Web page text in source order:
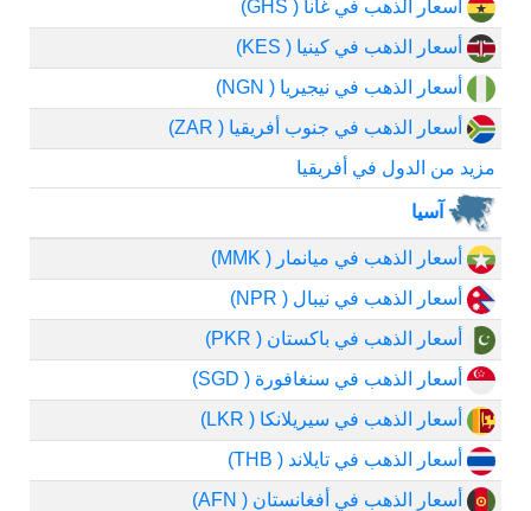
أسعار الذهب في غانا ( GHS)
أسعار الذهب في كينيا ( KES)
أسعار الذهب في نيجيريا ( NGN)
أسعار الذهب في جنوب أفريقيا ( ZAR)
مزيد من الدول في أفريقيا
آسيا
أسعار الذهب في ميانمار ( MMK)
أسعار الذهب في نيبال ( NPR)
أسعار الذهب في باكستان ( PKR)
أسعار الذهب في سنغافورة ( SGD)
أسعار الذهب في سيريلانكا ( LKR)
أسعار الذهب في تايلاند ( THB)
أسعار الذهب في أفغانستان ( AFN)